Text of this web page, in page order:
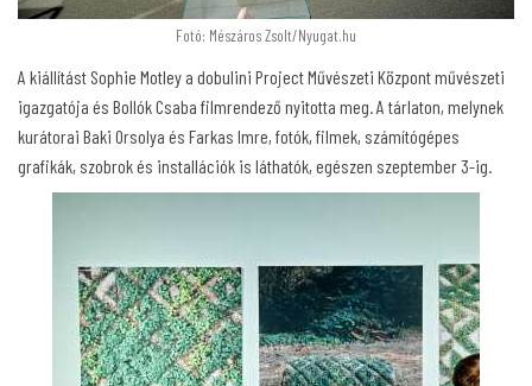
Fotó: Mészáros Zsolt/Nyugat.hu
A kiállítást Sophie Motley a dobulini Project Művészeti Központ művészeti
igazgatója és Bollók Csaba filmrendező nyitotta meg. A tárlaton, melynek
kurátorai Baki Orsolya és Farkas Imre, fotók, filmek, számítógépes
grafikák, szobrok és installációk is láthatók, egészen szeptember 3-ig.